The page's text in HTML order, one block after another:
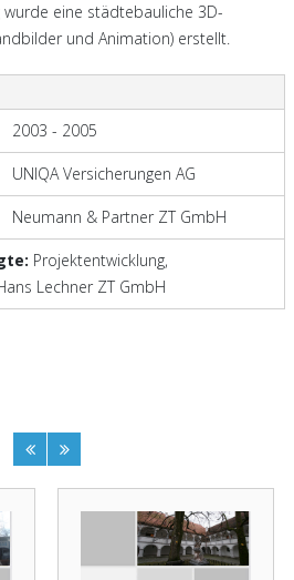
eine städtebauliche 3D-
und Animation) erstellt.
2003 - 2005
UNIQA Versicherungen AG
Neumann & Partner ZT GmbH
Projektentwicklung,
Lechner ZT GmbH